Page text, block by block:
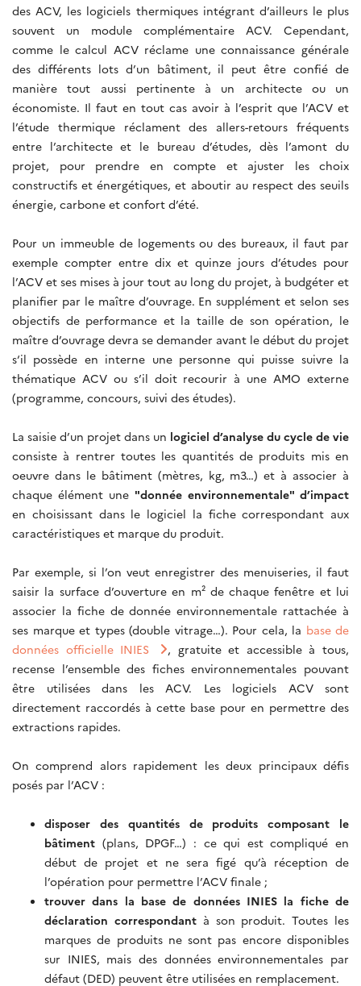
des ACV, les logiciels thermiques intégrant d’ailleurs le plus
souvent un module complémentaire ACV. Cependant,
comme le calcul ACV réclame une connaissance générale
des différents lots d’un bâtiment, il peut être confié de
manière tout aussi pertinente à un architecte ou un
économiste. Il faut en tout cas avoir à l’esprit que l’ACV et
l’étude thermique réclament des allers-retours fréquents
entre l’architecte et le bureau d’études, dès l’amont du
projet, pour prendre en compte et ajuster les choix
constructifs et énergétiques, et aboutir au respect des seuils
énergie, carbone et confort d’été.
Pour un immeuble de logements ou des bureaux, il faut par
exemple compter entre dix et quinze jours d’études pour
l’ACV et ses mises à jour tout au long du projet, à budgéter et
planifier par le maître d’ouvrage. En supplément et selon ses
objectifs de performance et la taille de son opération, le
maître d’ouvrage devra se demander avant le début du projet
s‘il possède en interne une personne qui puisse suivre la
thématique ACV ou s’il doit recourir à une AMO externe
(programme, concours, suivi des études).
La saisie d’un projet dans un logiciel d’analyse du cycle de vie
consiste à rentrer toutes les quantités de produits mis en
oeuvre dans le bâtiment (mètres, kg, m3…) et à associer à
chaque élément une "donnée environnementale" d’impact
en choisissant dans le logiciel la fiche correspondant aux
caractéristiques et marque du produit.
Par exemple, si l’on veut enregistrer des menuiseries, il faut
saisir la surface d’ouverture en m² de chaque fenêtre et lui
associer la fiche de donnée environnementale rattachée à
ses marque et types (double vitrage…). Pour cela, la base de
données officielle INIES
, gratuite et accessible à tous,
recense l’ensemble des fiches environnementales pouvant
être utilisées dans les ACV. Les logiciels ACV sont
directement raccordés à cette base pour en permettre des
extractions rapides.
On comprend alors rapidement les deux principaux défis
posés par l’ACV :
disposer des quantités de produits composant le
bâtiment (plans, DPGF…) : ce qui est compliqué en
début de projet et ne sera figé qu’à réception de
l’opération pour permettre l’ACV finale ;
trouver dans la base de données INIES la fiche de
déclaration correspondantà son produit. Toutes les
marques de produits ne sont pas encore disponibles
sur INIES, mais des données environnementales par
défaut (DED) peuvent être utilisées en remplacement.